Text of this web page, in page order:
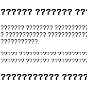
?????? ???????
??????? ????????
? ????????????
???????????.
????? ???????????
??????? ???????
???????????